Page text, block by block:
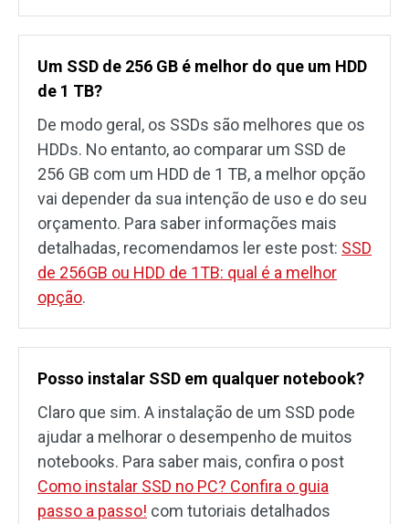
Um SSD de 256 GB é melhor do que um HDD
de 1 TB?
De modo geral, os SSDs são melhores que os
HDDs. No entanto, ao comparar um SSD de
256 GB com um HDD de 1 TB, a melhor opção
vai depender da sua intenção de uso e do seu
orçamento. Para saber informações mais
detalhadas, recomendamos ler este post: SSD
de 256GB ou HDD de 1TB: qual é a melhor
opção.
Posso instalar SSD em qualquer notebook?
Claro que sim. A instalação de um SSD pode
ajudar a melhorar o desempenho de muitos
notebooks. Para saber mais, confira o post
Como instalar SSD no PC? Confira o guia
passo a passo! com tutoriais detalhados